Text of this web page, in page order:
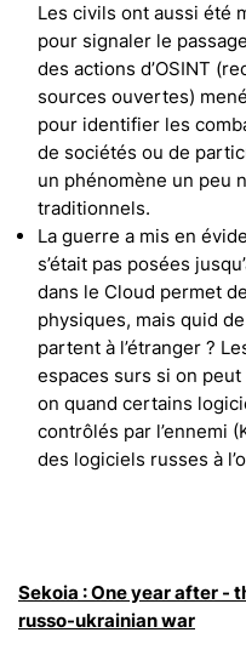
Les civils ont aussi été
pour signaler le
des actions d’OSINT
sources ouvertes)
pour identifier les
de sociétés ou de
un phénomène un peu
traditionnels.
La guerre a mis en
s’était pas posées
dans le Cloud permet
physiques, mais quid
partent à l’étranger ?
espaces surs si on
on quand certains
contrôlés par l’ennemi
des logiciels russes à
Sekoia : One year after -
russo-ukrainian war